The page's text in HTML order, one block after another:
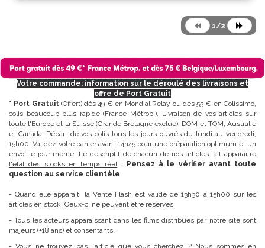
1/2
Votre commande: information sur le déroulé des livraisons et
offre de Port Gratuit
* Port Gratuit(Offert) dès 49 € en Mondial Relay ou dès 55 € en Colissimo,
colis beaucoup plus rapide (France Métrop.). Livraison de vos articles sur
toute l'Europe et la Suisse (Grande Bretagne exclue), DOM et TOM, Australie
et Canada. Départ de vos colis tous les jours ouvrés du lundi au vendredi,
15h00. Validez votre panier avant 14h45 pour une préparation optimum et un
envoi le jour même. Le descriptifde chacun de nos articles fait apparaître
l'état des stocks en temps réel ! Pensez à le vérifier avant toute
question au service clientèle
- Quand elle apparaît, la Vente Flash est valide de 13h30 à 15h00 sur les
articles en stock. Ceux-ci ne peuvent être réservés.
- Tous les acteurs apparaissant dans les films distribués par notre site sont
majeurs (+18 ans) et consentants.
- Vous ne trouvez pas l´article que vous cherchez ? Nous sommes en